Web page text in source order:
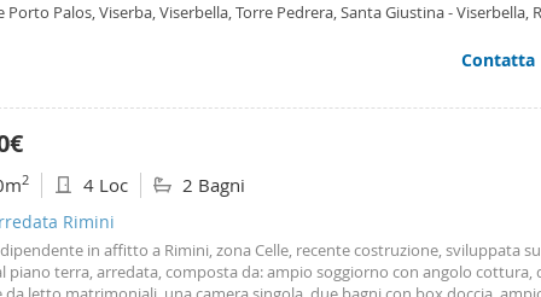
ci fossero tutti i requisiti richiesti dal proprietario, per un eventuale
grazioso bilocale vista mare, ampio 50 mq, completamente arredato e cosi
affaccio sulla spiaggia, sala da bagno con antibagno e box doccia con
di: porta blindata, infissi in vetrocamera, aria condizionata,
induzione, microonde, lavatrice, riscaldamento autonomo, divano letto e
di pertinenza. Il canone di locazione mensile richiesto è pari ad €900
Richiesti 3 mesi di deposito cauzionale o fidejussione bancaria. Disponibile
Porto Palos, Viserba, Viserbella, Torre Pedrera, Santa Giustina - Viserbella,
Contatta
2 4 Loc 2 Bagni
Rimini
in affitto a Rimini, zona Celle, recente costruzione, sviluppata
piano terra, arredata, composta da: ampio soggiorno con angolo cottura,